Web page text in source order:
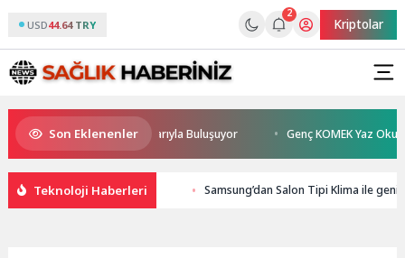
USD44.64 TRY
2
Kriptolar
Son Eklenenler
Sönmez TESAK’ta Okurlarıyla Buluşuyor Genç KOMEK Yaz Okulu
Teknoloji Haberleri Samsung’dan Salon Tipi Klima ile